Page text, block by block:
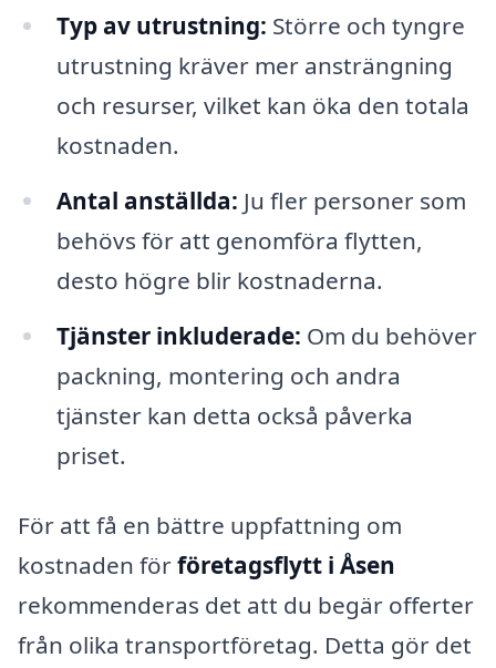
Typ av utrustning: Större och tyngre
utrustning kräver mer ansträngning
och resurser, vilket kan öka den totala
kostnaden.
Antal anställda: Ju fler personer som
behövs för att genomföra flytten,
desto högre blir kostnaderna.
Tjänster inkluderade: Om du behöver
packning, montering och andra
tjänster kan detta också påverka
priset.
För att få en bättre uppfattning om
kostnaden förföretagsflytt i Åsen
rekommenderas det att du begär offerter
från olika transportföretag. Detta gör det